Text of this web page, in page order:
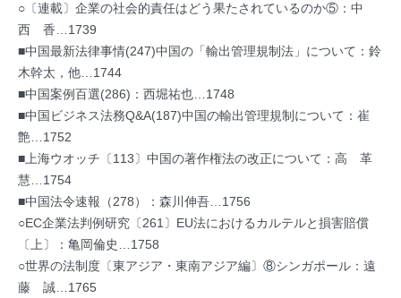
○〔連載〕企業の社会的責任はどう果たされているのか⑤：中
西 香…1739
■中国最新法律事情(247)中国の「輸出管理規制法」について：鈴
木幹太，他…1744
■中国案例百選(286)：西堀祐也…1748
■中国ビジネス法務Q&A(187)中国の輸出管理規制について：崔
艶…1752
■上海ウオッチ〔113〕中国の著作権法の改正について：高 革
慧…1754
■中国法令速報（278）：森川伸吾…1756
○EC企業法判例研究〔261〕EU法におけるカルテルと損害賠償
〔上〕：亀岡倫史…1758
○世界の法制度〔東アジア・東南アジア編〕⑧シンガポール：遠
藤 誠…1765